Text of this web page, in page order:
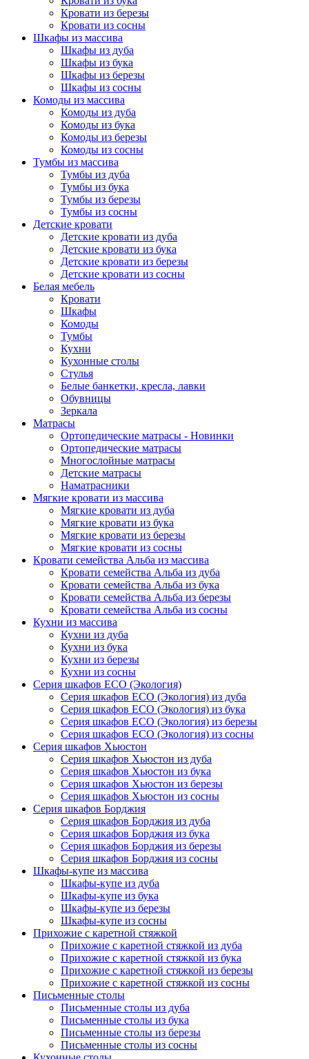
Кровати из березы
Кровати из сосны
Шкафы из массива
Шкафы из дуба
Шкафы из бука
Шкафы из березы
Шкафы из сосны
Комоды из массива
Комоды из дуба
Комоды из бука
Комоды из березы
Комоды из сосны
Тумбы из массива
Тумбы из дуба
Тумбы из бука
Тумбы из березы
Тумбы из сосны
Детские кровати
Детские кровати из дуба
Детские кровати из бука
Детские кровати из березы
Детские кровати из сосны
Белая мебель
Кровати
Шкафы
Комоды
Тумбы
Кухни
Кухонные столы
Стулья
Белые банкетки, кресла, лавки
Обувницы
Зеркала
Матрасы
Ортопедические матрасы - Новинки
Ортопедические матрасы
Многослойные матрасы
Детские матрасы
Наматрасники
Мягкие кровати из массива
Мягкие кровати из дуба
Мягкие кровати из бука
Мягкие кровати из березы
Мягкие кровати из сосны
Кровати семейства Альба из массива
Кровати семейства Альба из дуба
Кровати семейства Альба из бука
Кровати семейства Альба из березы
Кровати семейства Альба из сосны
Кухни из массива
Кухни из дуба
Кухни из бука
Кухни из березы
Кухни из сосны
Серия шкафов ECO (Экология)
Серия шкафов ECO (Экология) из дуба
Серия шкафов ECO (Экология) из бука
Серия шкафов ECO (Экология) из березы
Серия шкафов ECO (Экология) из сосны
Серия шкафов Хьюстон
Серия шкафов Хьюстон из дуба
Серия шкафов Хьюстон из бука
Серия шкафов Хьюстон из березы
Серия шкафов Хьюстон из сосны
Серия шкафов Борджия
Серия шкафов Борджия из дуба
Серия шкафов Борджия из бука
Серия шкафов Борджия из березы
Серия шкафов Борджия из сосны
Шкафы-купе из массива
Шкафы-купе из дуба
Шкафы-купе из бука
Шкафы-купе из березы
Шкафы-купе из сосны
Прихожие с каретной стяжкой
Прихожие с каретной стяжкой из дуба
Прихожие с каретной стяжкой из бука
Прихожие с каретной стяжкой из березы
Прихожие с каретной стяжкой из сосны
Письменные столы
Письменные столы из дуба
Письменные столы из бука
Письменные столы из березы
Письменные столы из сосны